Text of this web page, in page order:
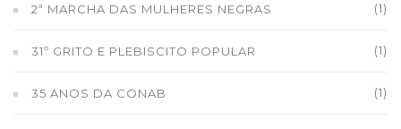
2ª MARCHA DAS MULHERES NEGRAS (1)
31º GRITO E PLEBISCITO POPULAR (1)
35 ANOS DA CONAB (1)